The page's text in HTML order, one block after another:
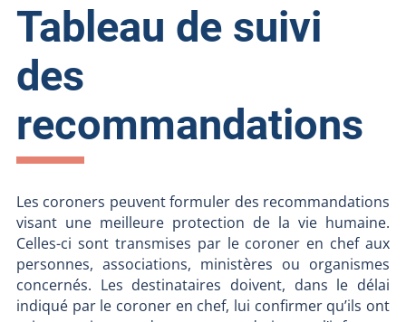
Tableau de suivi
des
recommandations
Les coroners peuvent formuler des recommandations
visant une meilleure protection de la vie humaine.
Celles-ci sont transmises par le coroner en chef aux
personnes, associations, ministères ou organismes
concernés. Les destinataires doivent, dans le délai
indiqué par le coroner en chef, lui confirmer qu’ils ont